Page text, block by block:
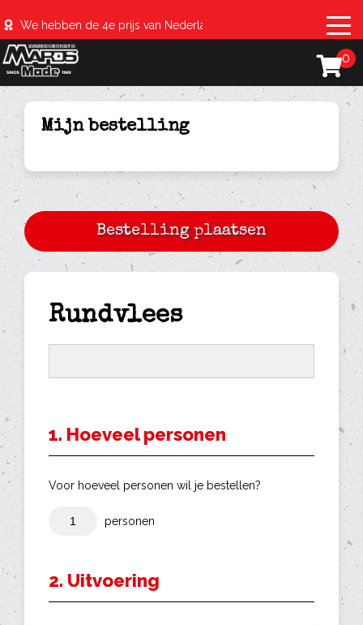
We hebben de 4e prijs van Nederland behaald met de
0
Mijn bestelling
Rundvlees
1. Hoeveel personen
Voor hoeveel personen wil je bestellen?
personen
2. Uitvoering